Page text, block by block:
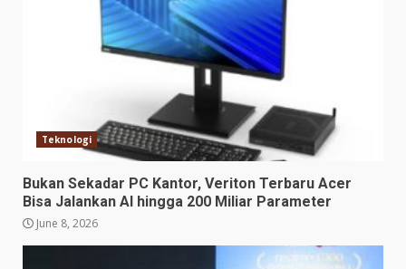
Teknologi
Bukan Sekadar PC Kantor, Veriton Terbaru Acer
Bisa Jalankan AI hingga 200 Miliar Parameter
June 8, 2026